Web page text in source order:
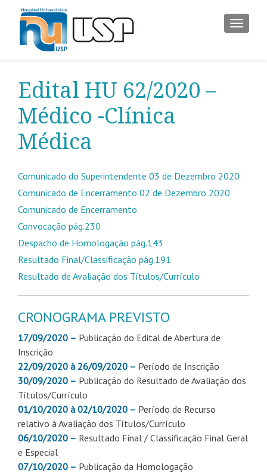
Edital HU 62/2020 –
Médico -Clínica
Médica
Comunicado do Superintendente 03 de Dezembro 2020
Comunicado de Encerramento 02 de Dezembro 2020
Comunicado de Encerramento
Convocação pág.230
Despacho de Homologação pág.143
Resultado Final/Classificação pág.191
Resultado de Avaliação dos Títulos/Currículo
CRONOGRAMA PREVISTO
17/09/2020 – Publicação do Edital de Abertura de
Inscrição
22/09/2020 à 26/09/2020 – Período de Inscrição
30/09/2020 – Publicação do Resultado de Avaliação dos
Títulos/Currículo
01/10/2020 à 02/10/2020 – Período de Recurso
relativo à Avaliação dos Títulos/Currículo
06/10/2020 – Resultado Final / Classificação Final Geral
e Especial
07/10/2020 – Publicação da Homologação